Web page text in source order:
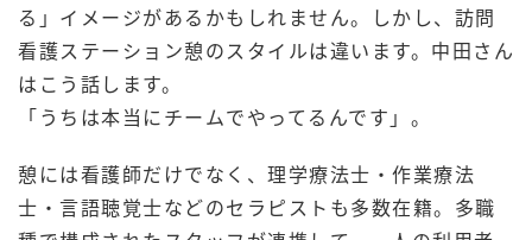
る」イメージがあるかもしれません。しかし、訪問
看護ステーション憩のスタイルは違います。中田さん
はこう話します。
「うちは本当にチームでやってるんです」。
憩には看護師だけでなく、理学療法士・作業療法
士・言語聴覚士などのセラピストも多数在籍。多職